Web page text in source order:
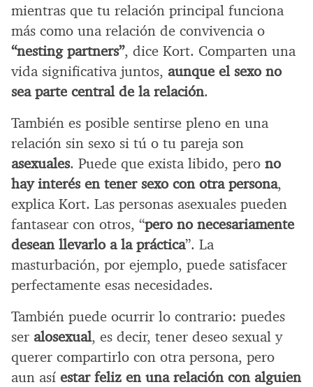
mientras que tu relación principal funciona
más como una relación de convivencia o
“nesting partners”, dice Kort. Comparten una
vida significativa juntos, aunque el sexo no
sea parte central de la relación.
También es posible sentirse pleno en una
relación sin sexo si tú o tu pareja son
asexuales. Puede que exista libido, pero no
hay interés en tener sexo con otra persona,
explica Kort. Las personas asexuales pueden
fantasear con otros, “pero no necesariamente
desean llevarlo a la práctica”. La
masturbación, por ejemplo, puede satisfacer
perfectamente esas necesidades.
También puede ocurrir lo contrario: puedes
ser alosexual, es decir, tener deseo sexual y
querer compartirlo con otra persona, pero
aun así estar feliz en una relación con alguien